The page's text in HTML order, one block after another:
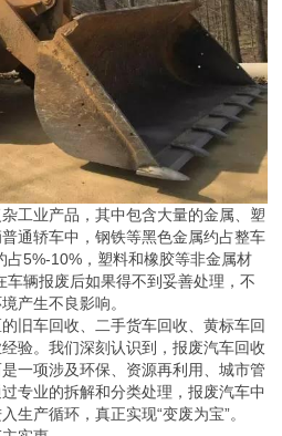
工业产品，其中包含大量的金属、塑
通轿车中，钢铁等黑色金属约占整车
占5%-10%，塑料和橡胶等非金属材
辆报废后如果得不到妥善处理，不
产生不良影响。
旧车回收、二手货车回收、黄标车回
验。我们深刻认识到，报废汽车回收
一项涉及环保、资源再利用、城市管
专业的拆解和分类处理，报废汽车中
生产循环，真正实现“变废为宝”。